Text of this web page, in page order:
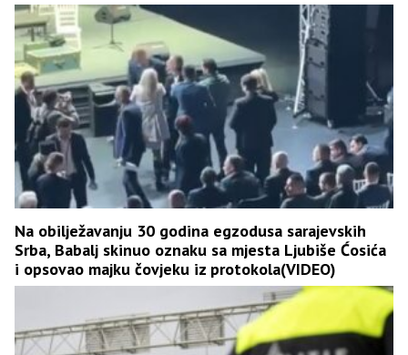
Na obilježavanju 30 godina egzodusa sarajevskih
Srba, Babalj skinuo oznaku sa mjesta Ljubiše Ćosića
i opsovao majku čovjeku iz protokola(VIDEO)